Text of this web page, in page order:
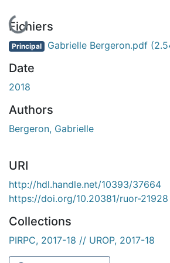
Fichiers
Principal Gabrielle Bergeron.pdf
Date
2018
Authors
Bergeron, Gabrielle
URI
http://hdl.handle.net/10393/37664
https://doi.org/10.20381/ruor-21928
Collections
PIRPC, 2017-18 // UROP, 2017-18